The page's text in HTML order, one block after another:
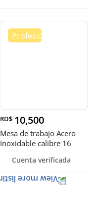
RD$ 10,500
Mesa de trabajo Acero
Inoxidable calibre 16
Cuenta verificada